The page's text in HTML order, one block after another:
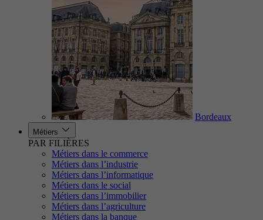
Bordeaux
Métiers
PAR FILIÈRES
Métiers dans le commerce
Métiers dans l’industrie
Métiers dans l’informatique
Métiers dans le social
Métiers dans l’immobilier
Métiers dans l’agriculture
Métiers dans la banque